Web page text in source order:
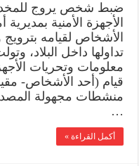
ضبط شخص يروج
الأجهزة الأمنية
الأشخاص لقيامه
تداولها داخل البلاد،
معلومات وتحريات
قيام (أحد الأشخاص-
منشطات مجهولة
…
أكمل القراءة »